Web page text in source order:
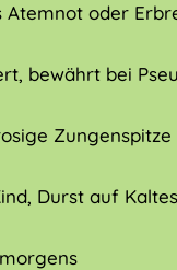
oder
bewährt bei
Zungenspitze
Durst auf Kaltes